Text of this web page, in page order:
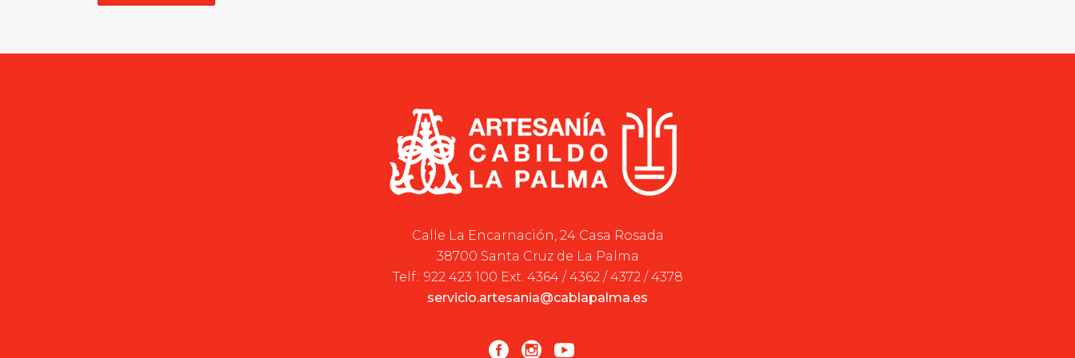
Calle La Encarnación, 24 Casa Rosada
38700 Santa Cruz de La Palma
Telf.: 922 423 100 Ext. 4364 / 4362 / 4372 / 4378
servicio.artesania@cablapalma.es